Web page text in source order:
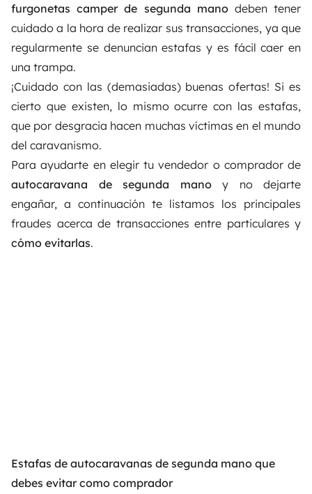
furgonetas camper de segunda mano deben tener
cuidado a la hora de realizar sus transacciones, ya que
regularmente se denuncian estafas y es fácil caer en
una trampa.
¡Cuidado con las (demasiadas) buenas ofertas! Si es
cierto que existen, lo mismo ocurre con las estafas,
que por desgracia hacen muchas víctimas en el mundo
del caravanismo.
Para ayudarte en elegir tu vendedor o comprador de
autocaravana de segunda manoy no dejarte
engañar, a continuación te listamos los principales
fraudes acerca de transacciones entre particulares y
cómo evitarlas.
Estafas de autocaravanas de segunda mano que
debes evitar como comprador